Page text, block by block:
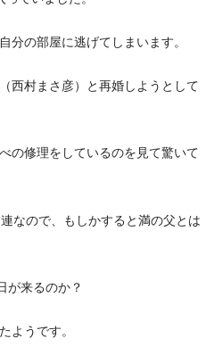
分の部屋に逃げてしまいます。
西村まさ彦）と再婚しようとして
の修理をしているのを見て驚いて
なので、もしかすると満の父とは
が来るのか？
ようです。